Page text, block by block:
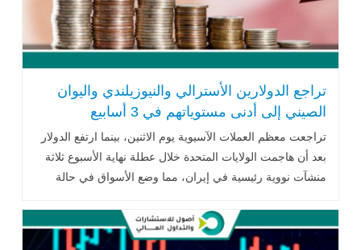
تراجع الدولارين الأسترالي والنيوزيلندي واليوان
الصيني إلى أدنى مستوياتهم في 3 أسابيع
تراجعت معظم العملات الآسيوية يوم الاثنين، بينما ارتفع الدولار
بعد أن هاجمت الولايات المتحدة خلال عطلة نهاية الأسبوع ثلاثة
منشآت نووية رئيسية في إيران، مما وضع الأسواق في حالة